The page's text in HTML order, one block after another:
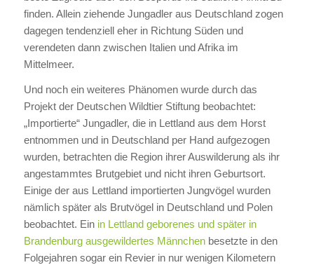
finden. Allein ziehende Jungadler aus Deutschland zogen
dagegen tendenziell eher in Richtung Süden und
verendeten dann zwischen Italien und Afrika im
Mittelmeer.
Und noch ein weiteres Phänomen wurde durch das
Projekt der Deutschen Wildtier Stiftung beobachtet:
„Importierte“ Jungadler, die in Lettland aus dem Horst
entnommen und in Deutschland per Hand aufgezogen
wurden, betrachten die Region ihrer Auswilderung als ihr
angestammtes Brutgebiet und nicht ihren Geburtsort.
Einige der aus Lettland importierten Jungvögel wurden
nämlich später als Brutvögel in Deutschland und Polen
beobachtet. Ein in Lettland geborenes und später in
Brandenburg ausgewildertes Männchenbesetzte in den
Folgejahren sogar ein Revier in nur wenigen Kilometern